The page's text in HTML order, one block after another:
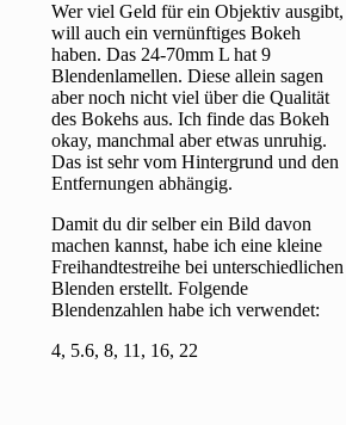
Wer viel Geld für ein Objektiv ausgibt,
will auch ein vernünftiges Bokeh
haben. Das 24-70mm L hat 9
Blendenlamellen. Diese allein sagen
aber noch nicht viel über die Qualität
des Bokehs aus. Ich finde das Bokeh
okay, manchmal aber etwas unruhig.
Das ist sehr vom Hintergrund und den
Entfernungen abhängig.
Damit du dir selber ein Bild davon
machen kannst, habe ich eine kleine
Freihandtestreihe bei unterschiedlichen
Blenden erstellt. Folgende
Blendenzahlen habe ich verwendet:
4, 5.6, 8, 11, 16, 22